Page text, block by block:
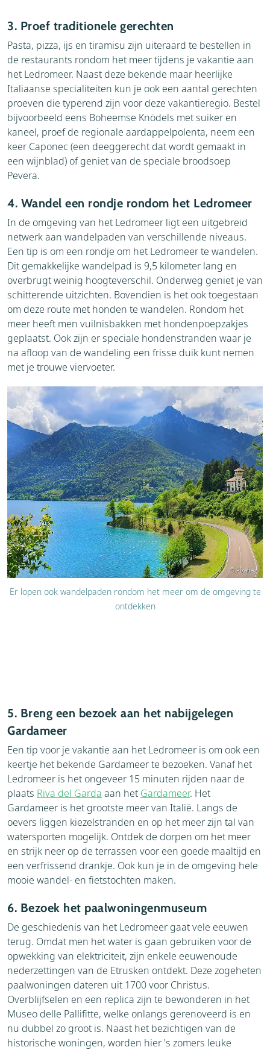
3. Proef traditionele gerechten
Pasta, pizza, ijs en tiramisu zijn uiteraard te bestellen in
de restaurants rondom het meer tijdens je vakantie aan
het Ledromeer. Naast deze bekende maar heerlijke
Italiaanse specialiteiten kun je ook een aantal gerechten
proeven die typerend zijn voor deze vakantieregio. Bestel
bijvoorbeeld eens Boheemse Knödels met suiker en
kaneel, proef de regionale aardappelpolenta, neem een
keer Caponec (een deeggerecht dat wordt gemaakt in
een wijnblad) of geniet van de speciale broodsoep
Pevera.
4. Wandel een rondje rondom het Ledromeer
In de omgeving van het Ledromeer ligt een uitgebreid
netwerk aan wandelpaden van verschillende niveaus.
Een tip is om een rondje om het Ledromeer te wandelen.
Dit gemakkelijke wandelpad is 9,5 kilometer lang en
overbrugt weinig hoogteverschil. Onderweg geniet je van
schitterende uitzichten. Bovendien is het ook toegestaan
om deze route met honden te wandelen. Rondom het
meer heeft men vuilnisbakken met hondenpoepzakjes
geplaatst. Ook zijn er speciale hondenstranden waar je
na afloop van de wandeling een frisse duik kunt nemen
met je trouwe viervoeter.
© Pixabay
Er lopen ook wandelpaden rondom het meer om de omgeving te
ontdekken
5. Breng een bezoek aan het nabijgelegen
Gardameer
Een tip voor je vakantie aan het Ledromeer is om ook een
keertje het bekende Gardameer te bezoeken. Vanaf het
Ledromeer is het ongeveer 15 minuten rijden naar de
plaats Riva del Garda aan het Gardameer. Het
Gardameer is het grootste meer van Italië. Langs de
oevers liggen kiezelstranden en op het meer zijn tal van
watersporten mogelijk. Ontdek de dorpen om het meer
en strijk neer op de terrassen voor een goede maaltijd en
een verfrissend drankje. Ook kun je in de omgeving hele
mooie wandel- en fietstochten maken.
6. Bezoek het paalwoningenmuseum
De geschiedenis van het Ledromeer gaat vele eeuwen
terug. Omdat men het water is gaan gebruiken voor de
opwekking van elektriciteit, zijn enkele eeuwenoude
nederzettingen van de Etrusken ontdekt. Deze zogeheten
paalwoningen dateren uit 1700 voor Christus.
Overblijfselen en een replica zijn te bewonderen in het
Museo delle Pallifitte, welke onlangs gerenoveerd is en
nu dubbel zo groot is. Naast het bezichtigen van de
historische woningen, worden hier 's zomers leuke